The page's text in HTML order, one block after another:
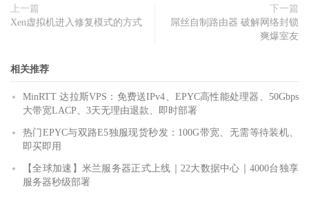
上一篇
Xen虚拟机进入修复模式的方式
下一篇
屌丝自制路由器 破解网络封锁
爽爆室友
相关推荐
MinRTT 达拉斯VPS：免费送IPv4、EPYC高性能处理器、50Gbps
大带宽LACP、3天无理由退款、即时部署
热门EPYC与双路E5独服现货秒发：100G带宽、无需等待装机、
即买即用
【全球加速】米兰服务器正式上线｜22大数据中心｜4000台独享
服务器秒级部署